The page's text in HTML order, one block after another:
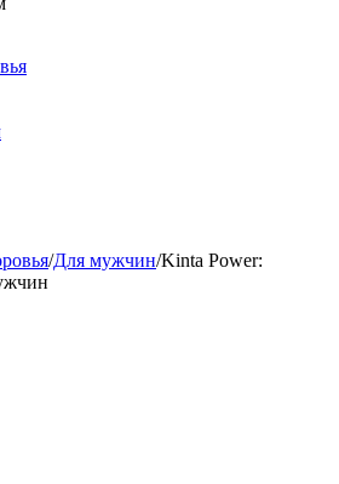
/Для мужчин/Kinta Power: